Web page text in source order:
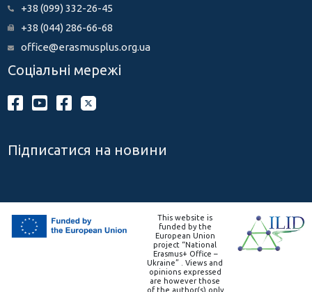
+38 (099) 332-26-45
+38 (044) 286-66-68
office@erasmusplus.org.ua
Соціальні мережі
Підписатися на новини
This website is
funded by the
European Union
project “National
Erasmus+ Office –
Ukraine” . Views and
opinions expressed
are however those
of the author(s) only